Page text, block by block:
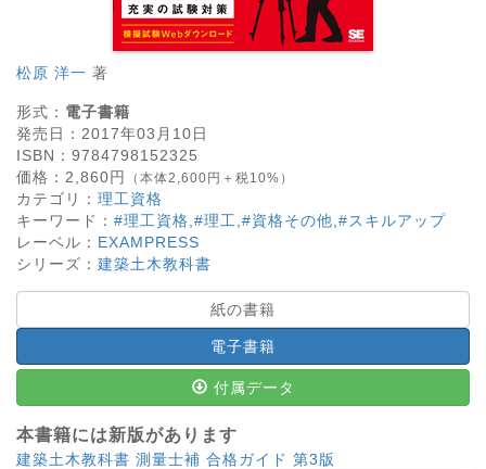
松原 洋一 著
形式： 電子書籍
発売日： 2017年03月10日
ISBN： 9784798152325
価格： 2,860円 （本体2,600円＋税10%）
カテゴリ： 理工資格
キーワード： #理工資格 #理工 #資格その他 #スキルアップ
レーベル： EXAMPRESS
シリーズ： 建築土木教科書
紙の書籍
電子書籍
付属データ
本書籍には新版があります
建築土木教科書 測量士補 合格ガイド 第3版